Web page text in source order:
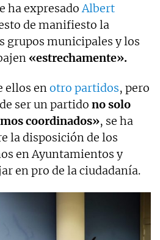
ha expresadoAlbert
de manifiesto la
grupos municipales y los
«estrechamente».
ellos enotro partidos, pero
ser un partido no solo
coordinados», se ha
la disposición de los
en Ayuntamientos y
en pro de la ciudadanía.